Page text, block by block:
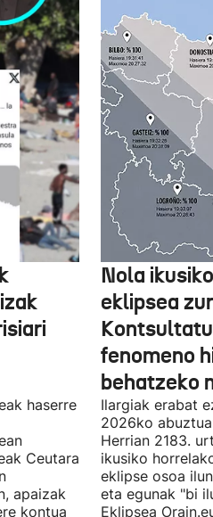
haserre
Ceutara
apaizak
kontua
Nola
eklipsea
fenomeno
behatzeko
Ilargiak erabat
2026ko
Herrian 2183.
ikusiko
eklipse osoa
eta egunak "bi
Eklipsea